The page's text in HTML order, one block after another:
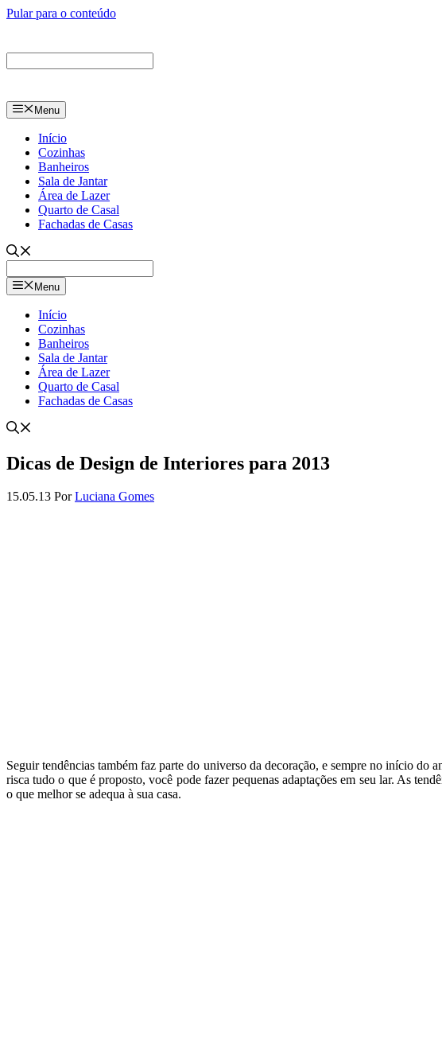
Pular para o conteúdo
Menu
Início
Cozinhas
Banheiros
Sala de Jantar
Área de Lazer
Quarto de Casal
Fachadas de Casas
Menu
Início
Cozinhas
Banheiros
Sala de Jantar
Área de Lazer
Quarto de Casal
Fachadas de Casas
Dicas de Design de Interiores para 2013
15.05.13 PorLuciana Gomes
Seguir tendências também faz parte do universo da decoração, e sempre no início do
risca tudo o que é proposto, você pode fazer pequenas adaptações em seu lar. As
o que melhor se adequa à sua casa.